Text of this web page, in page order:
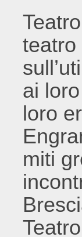
teatro
ai
loro
miti